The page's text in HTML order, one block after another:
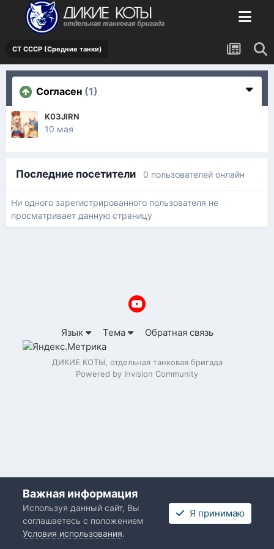
СТ СССР (Средние танки)
Согласен (1)
K03JIRN
10 мая
Последние посетители 0 пользователей онлайн
Ни одного зарегистрированного пользователя не
просматривает данную страницу
Язык Тема Обратная связь
ДИКИЕ КОТЫ, отдельная танковая бригада
Powered by Invision Community
Важная информация
Используя данный сайт, Вы
соглашаетесь с положением
Условия использования.
Я принимаю